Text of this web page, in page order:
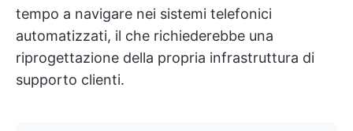
tempo a navigare nei sistemi telefonici
automatizzati, il che richiederebbe una
riprogettazione della propria infrastruttura di
supporto clienti.